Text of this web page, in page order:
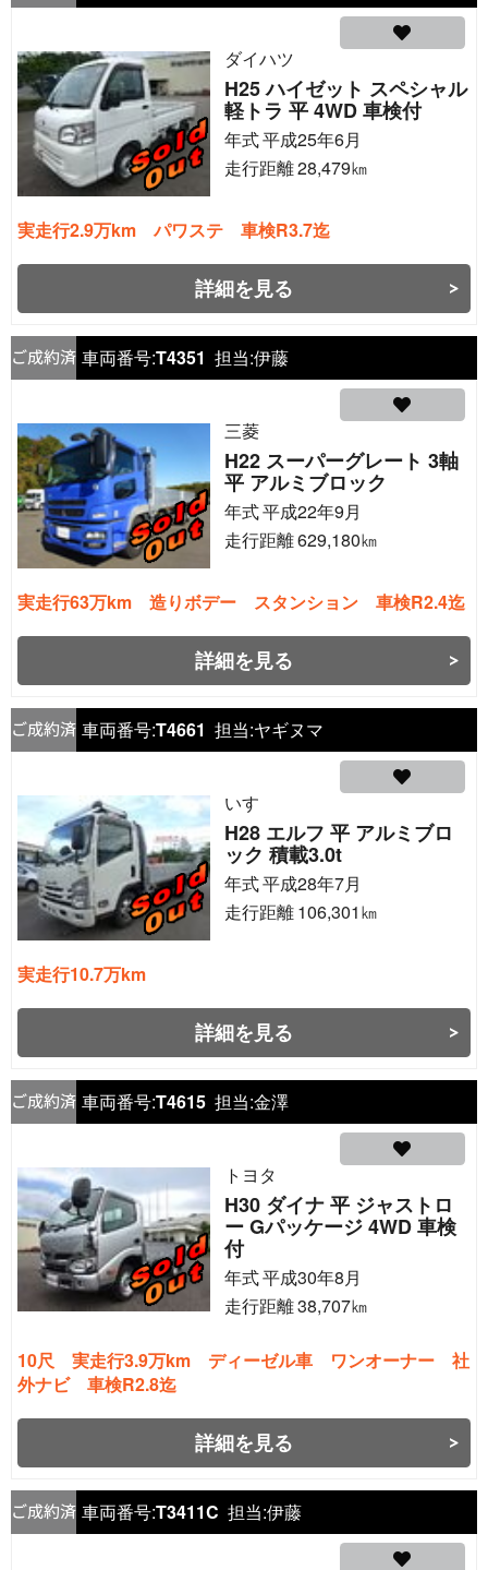
ダイハツ
H25 ハイゼット スペシャル
軽トラ 平 4WD 車検付
年式平成25年6月
走行距離28,479㎞
実走行2.9万km パワステ 車検R3.7迄
詳細を見る
車両番号:T4351 担当:伊藤
三菱
H22 スーパーグレート 3軸
平 アルミブロック
年式平成22年9月
走行距離629,180㎞
実走行63万km 造りボデー スタンション 車検R2.4迄
詳細を見る
車両番号:T4661 担当:ヤギヌマ
いすゞ
H28 エルフ 平 アルミブロ
ック 積載3.0t
年式平成28年7月
走行距離106,301㎞
実走行10.7万km
詳細を見る
車両番号:T4615 担当:金澤
トヨタ
H30 ダイナ 平 ジャストロ
ー Gパッケージ 4WD 車検
付
年式平成30年8月
走行距離38,707㎞
10尺 実走行3.9万km ディーゼル車 ワンオーナー 社
外ナビ 車検R2.8迄
詳細を見る
車両番号:T3411C 担当:伊藤